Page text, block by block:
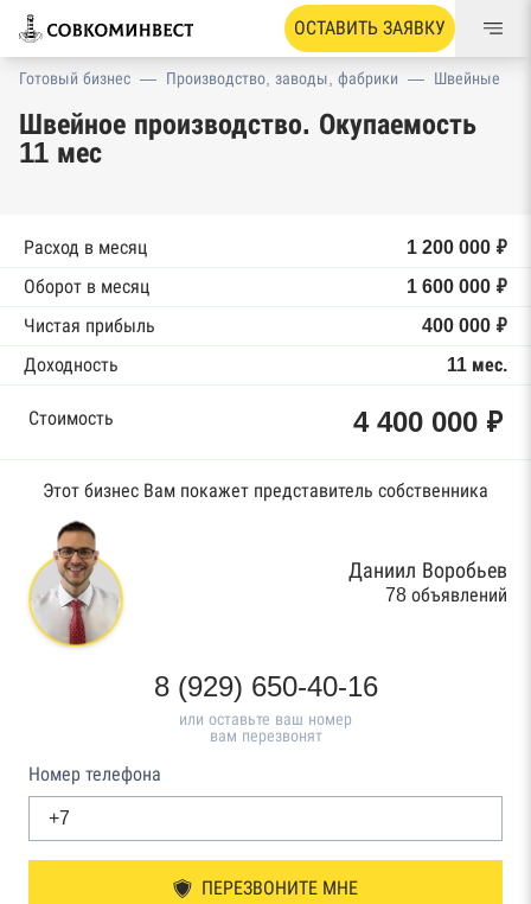
ОСТАВИТЬ ЗАЯВКУ
Готовый бизнес — Производство, заводы, фабрики — Швейные
Швейное производство. Окупаемость
11 мес
Расход в месяц
1 200 000 ₽
Оборот в месяц
1 600 000 ₽
Чистая прибыль
400 000 ₽
Доходность
11 мес.
Стоимость 4 400 000 ₽
Этот бизнес Вам покажет представитель собственника
Даниил Воробьев
78 объявлений
8 (929) 650-40-16
или оставьте ваш номер
вам перезвонят
Номер телефона
ПЕРЕЗВОНИТЕ МНЕ